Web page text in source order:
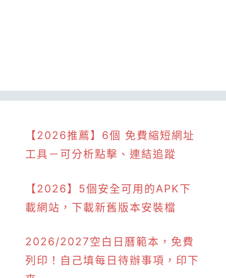
【2026推薦】6個 免費縮短網址
工具－可分析點擊、連結追蹤
【2026】5個安全可用的APK下
載網站，下載新舊版本安裝檔
2026/2027空白日曆範本，免費
列印！自己填每日待辦事項，印下